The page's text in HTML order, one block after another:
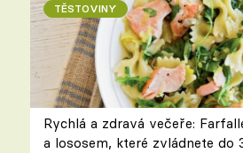
TĚSTOVINY
Rychlá a zdravá večeře:
a lososem, které zvládnete do